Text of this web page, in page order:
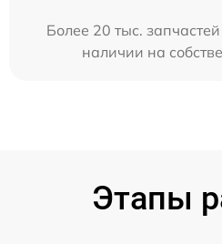
Более 20 тыс.
наличии на
Этапы